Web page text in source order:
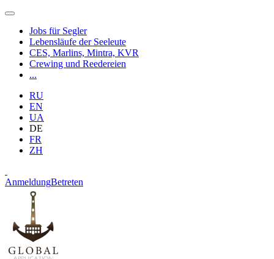
Jobs für Segler
Lebensläufe der Seeleute
CES, Marlins, Mintra, KVR
Crewing und Reedereien
...
RU
EN
UA
DE
FR
ZH
AnmeldungBetreten